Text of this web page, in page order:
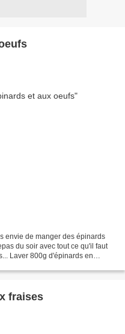
envie de manger des épinards
du soir avec tout ce qu'il faut
Laver 800g d'épinards en
fraises